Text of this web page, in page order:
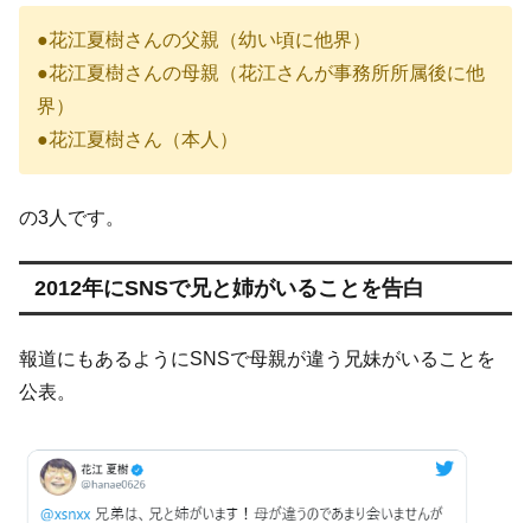
●花江夏樹さんの父親（幼い頃に他界）
●花江夏樹さんの母親（花江さんが事務所所属後に他
界）
●花江夏樹さん（本人）
の3人です。
2012年にSNSで兄と姉がいることを告白
報道にもあるようにSNSで母親が違う兄妹がいることを
公表。